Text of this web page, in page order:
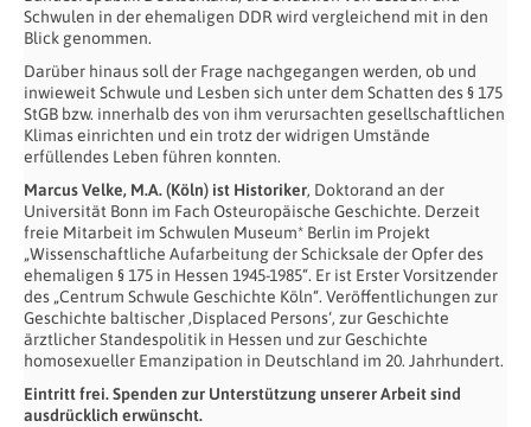
Schwulen in der ehemaligen DDR wird vergleichend mit in den
Blick genommen.
Darüber hinaus soll der Frage nachgegangen werden, ob und
inwieweit Schwule und Lesben sich unter dem Schatten des § 175
StGB bzw. innerhalb des von ihm verursachten gesellschaftlichen
Klimas einrichten und ein trotz der widrigen Umstände
erfüllendes Leben führen konnten.
Marcus Velke, M.A. (Köln) ist Historiker, Doktorand an der
Universität Bonn im Fach Osteuropäische Geschichte. Derzeit
freie Mitarbeit im Schwulen Museum* Berlin im Projekt
„Wissenschaftliche Aufarbeitung der Schicksale der Opfer des
ehemaligen § 175 in Hessen 1945-1985“. Er ist Erster Vorsitzender
des „Centrum Schwule Geschichte Köln“. Veröffentlichungen zur
Geschichte baltischer ‚Displaced Persons‘, zur Geschichte
ärztlicher Standespolitik in Hessen und zur Geschichte
homosexueller Emanzipation in Deutschland im 20. Jahrhundert.
Eintritt frei. Spenden zur Unterstützung unserer Arbeit sind
ausdrücklich erwünscht.